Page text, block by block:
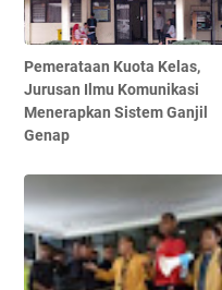
Pemerataan Kuota Kelas,
Jurusan Ilmu Komunikasi
Menerapkan Sistem Ganjil
Genap